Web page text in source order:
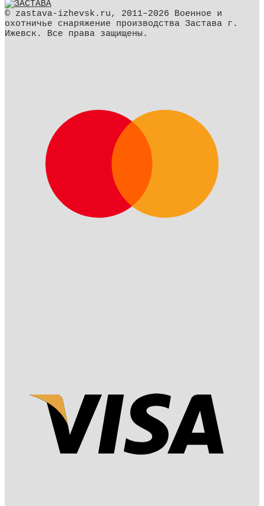
© zastava-izhevsk.ru, 2011–2026 Военное и
охотничье снаряжение производства Застава г.
Ижевск. Все права защищены.